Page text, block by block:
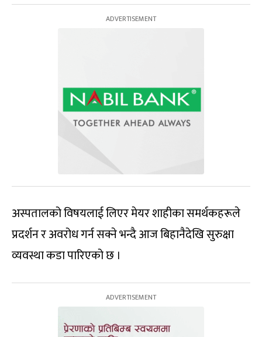
अस्पतालको विषयलाई लिएर मेयर शाहीका समर्थकहरूले
प्रदर्शन र अवरोध गर्न सक्ने भन्दै आज बिहानैदेखि सुरुक्षा
व्यवस्था कडा पारिएको छ ।